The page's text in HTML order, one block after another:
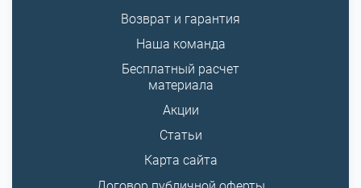
Возврат и гарантия
Наша команда
Бесплатный расчет
материала
Акции
Статьи
Карта сайта